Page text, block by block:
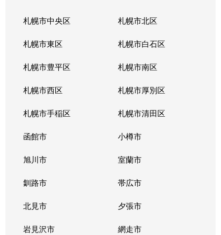
札幌市中央区 札幌市北区
札幌市東区 札幌市白石区
札幌市豊平区 札幌市南区
札幌市西区 札幌市厚別区
札幌市手稲区 札幌市清田区
函館市 小樽市
旭川市 室蘭市
釧路市 帯広市
北見市 夕張市
岩見沢市 網走市